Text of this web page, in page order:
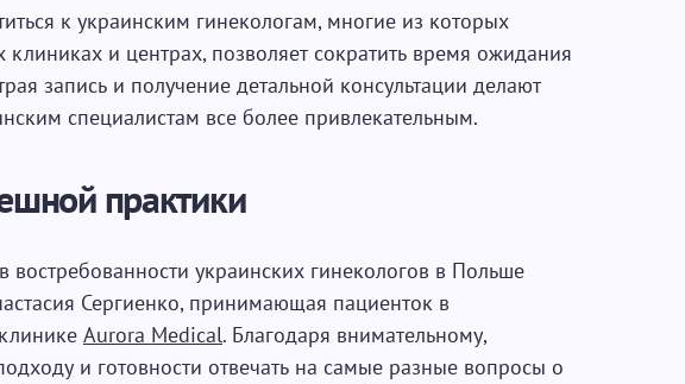
к украинским гинекологам, многие из которых
клиниках и центрах, позволяет сократить время ожидания
запись и получение детальной консультации делают
специалистам все более привлекательным.
практики
украинских гинекологов в Польше
Сергиенко, принимающая пациенток в
Aurora Medical. Благодаря внимательному,
и готовности отвечать на самые разные вопросы о